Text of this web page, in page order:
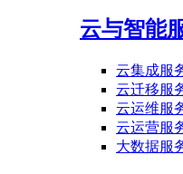
云与智能
云集成服
云迁移服
云运维服
云运营服
大数据服